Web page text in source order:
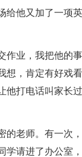
给他又加了一项
业，我把他的事
想，肯定有好戏
他打电话叫家长
老师。有一次，
学请进了办公室